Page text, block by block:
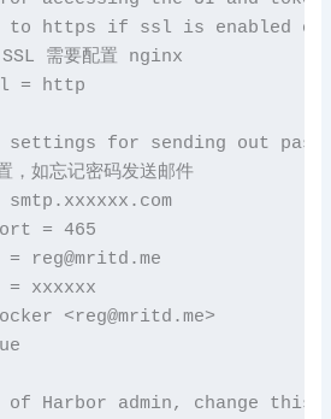
to https if ssl is enabled on
SSL 需要配置 nginx
= http
settings for sending out
，如忘记密码发送邮件
= 465
= reg@mritd.me
= xxxxxx
<reg@mritd.me>
of Harbor admin, change this